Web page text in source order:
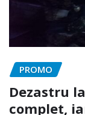
PROMO
Dezastru
complet,